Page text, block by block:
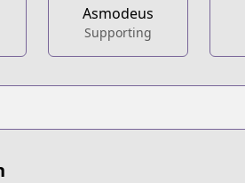
Asmodeus
Supporting